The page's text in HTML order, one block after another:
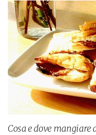
Cosa e dove mangiare